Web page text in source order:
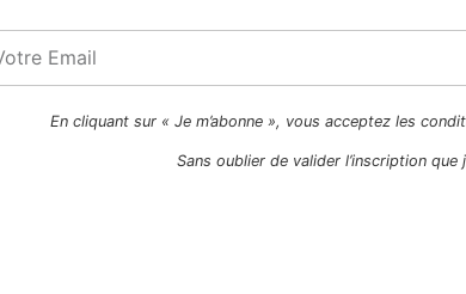
En cliquant sur « Je m’abonne », vous acceptez les
Sans oublier de valider l’inscription que